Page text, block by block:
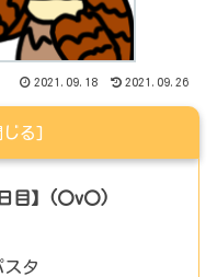
2021.09.18 2021.09.26
目】(〇v〇)
タ